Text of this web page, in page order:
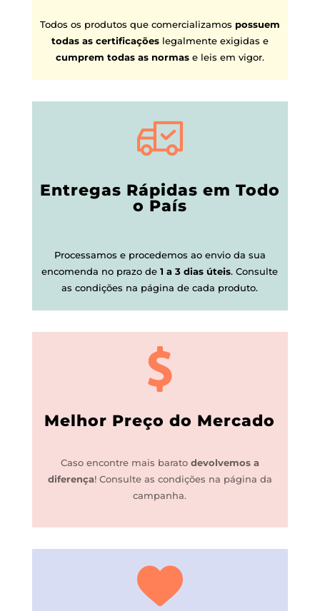
Todos os produtos que comercializamos possuem
todas as certificaçõeslegalmente exigidas e
cumprem todas as normase leis em vigor.
Entregas Rápidas em Todo
o País
Processamos e procedemos ao envio da sua
encomenda no prazo de1 a 3 dias úteis.Consulte
as condições na página de cada produto.
Melhor Preço do Mercado
Caso encontre mais barato devolvemos a
diferença! Consulte as condições na página da
campanha.